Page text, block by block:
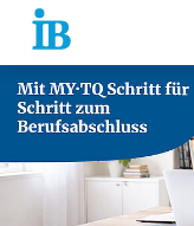
Springe zum Inhalt